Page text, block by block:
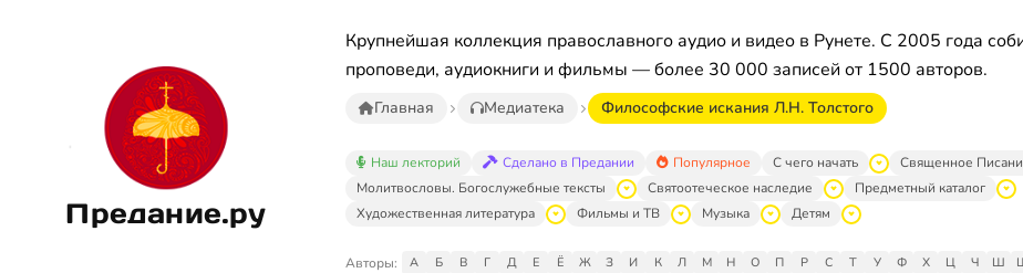
Предание.ру
Крупнейшая коллекция православного аудио и видео в Рунете. С 2005 года
проповеди, аудиокниги и фильмы — более 30 000 записей от 1500 авторов.
Главная Медиатека Философские искания Л.Н. Толстого
Наш лекторий Сделано в Предании Популярное С чего начать
Священное
Молитвословы. Богослужебные тексты
Святоотеческое наследие
Предметный каталог
Художественная литература
Фильмы и ТВ Музыка Детям
Авторы: А Б В Г Д Е Ё Ж З И К Л М Н О П Р С Т У Ф Х Ц Ч Ш